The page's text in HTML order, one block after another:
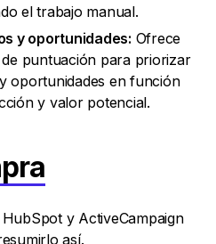
el trabajo manual.
y oportunidades: Ofrece
puntuación para priorizar
oportunidades en función
y valor potencial.
y ActiveCampaign
así.